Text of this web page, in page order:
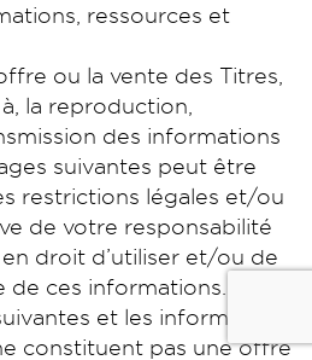
des collectivités
ressources et
ou la vente des Titres,
la reproduction,
des informations
suivantes peut être
restrictions légales et/ou
de votre responsabilité
en droit d’utiliser et/ou de
ces informations. En
et les informations
constituent pas une offre